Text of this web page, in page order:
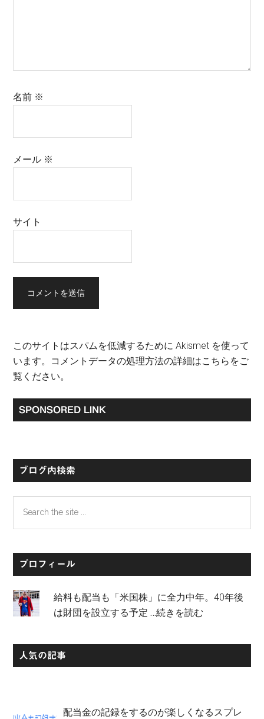
名前 ※
メール ※
サイト
このサイトはスパムを低減するために Akismet を使って
います。 コメントデータの処理方法の詳細はこちらをご
覧ください。
最
サ
イ
ド
ー
SPONSORED LINK
ブログ内検索
the
プロフィール
給料も配当も「米国株」に全力中年。40年後
は財団を設立する予定…続きを読む
人気の記事
配当金の記録をするのが楽しくなるスプレ